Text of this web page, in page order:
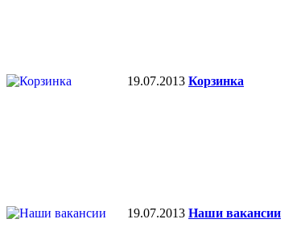
19.07.2013 Корзинка
19.07.2013 Наши вакансии